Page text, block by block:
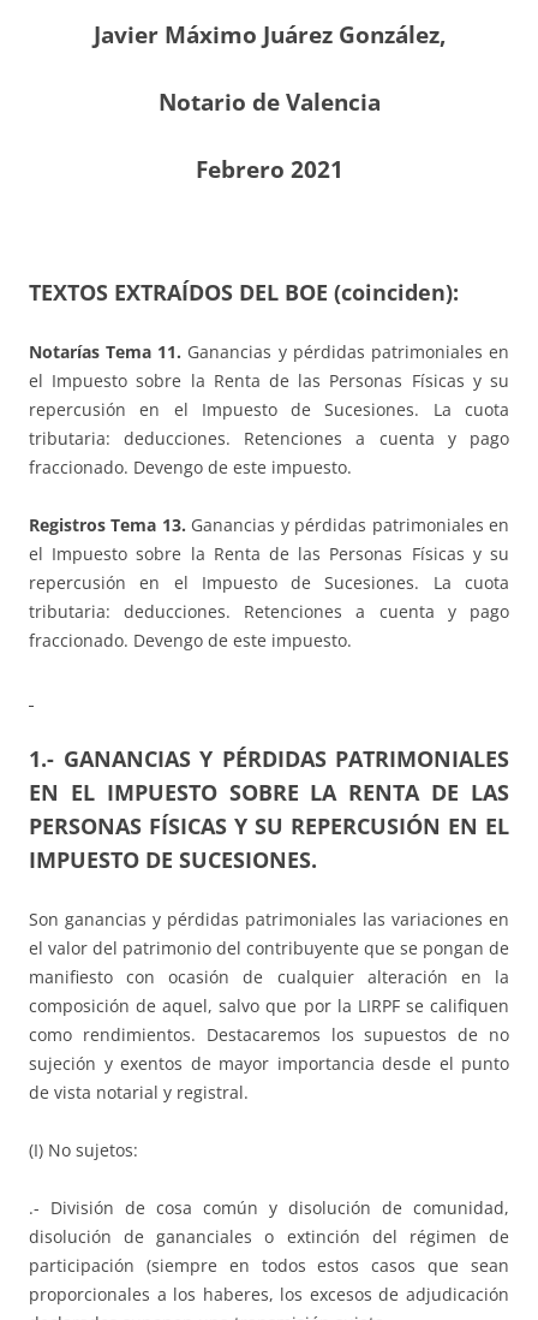
Javier Máximo Juárez González,
Notario de Valencia
Febrero 2021
TEXTOS EXTRAÍDOS DEL BOE (coinciden):
Notarías Tema 11. Ganancias y pérdidas patrimoniales en
el Impuesto sobre la Renta de las Personas Físicas y su
repercusión en el Impuesto de Sucesiones. La cuota
tributaria: deducciones. Retenciones a cuenta y pago
fraccionado. Devengo de este impuesto.
Registros Tema 13. Ganancias y pérdidas patrimoniales en
el Impuesto sobre la Renta de las Personas Físicas y su
repercusión en el Impuesto de Sucesiones. La cuota
tributaria: deducciones. Retenciones a cuenta y pago
fraccionado. Devengo de este impuesto.
1.- GANANCIAS Y PÉRDIDAS PATRIMONIALES
EN EL IMPUESTO SOBRE LA RENTA DE LAS
PERSONAS FÍSICAS Y SU REPERCUSIÓN EN EL
IMPUESTO DE SUCESIONES.
Son ganancias y pérdidas patrimoniales las variaciones en
el valor del patrimonio del contribuyente que se pongan de
manifiesto con ocasión de cualquier alteración en la
composición de aquel, salvo que por la LIRPF se califiquen
como rendimientos. Destacaremos los supuestos de no
sujeción y exentos de mayor importancia desde el punto
de vista notarial y registral.
(I) No sujetos:
.- División de cosa común y disolución de comunidad,
disolución de gananciales o extinción del régimen de
participación (siempre en todos estos casos que sean
proporcionales a los haberes, los excesos de adjudicación